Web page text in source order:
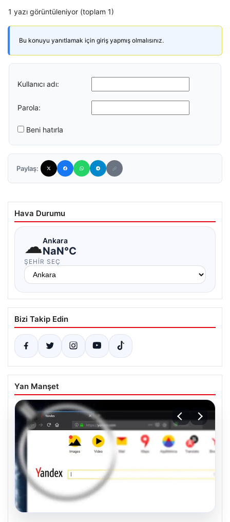
1 yazı görüntüleniyor (toplam 1)
Bu konuyu yanıtlamak için giriş yapmış olmalısınız.
Kullanıcı adı:
Parola:
Beni hatırla
Paylaş:
Hava Durumu
☁Ankara
NaN°C
ŞEHIR SEÇ
Bizi Takip Edin
Yan Manşet